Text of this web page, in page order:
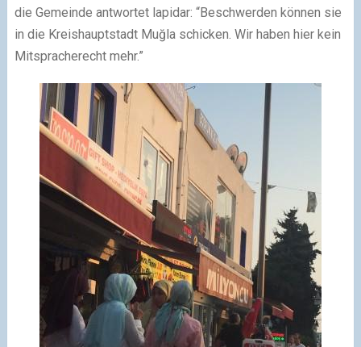
die Gemeinde antwortet lapidar: “Beschwerden können sie
in die Kreishauptstadt Muğla schicken. Wir haben hier kein
Mitspracherecht mehr.”